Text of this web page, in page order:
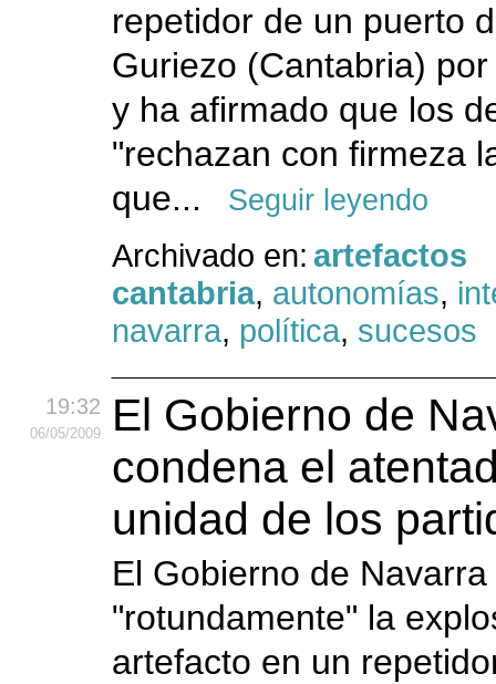
repetidor de un puerto
Guriezo (Cantabria)
y ha afirmado que los
"rechazan con firmeza
que...
Seguir leyendo
Archivado en: artefactos
cantabria, autonomías,
navarra, política, sucesos
19:32
06/05/2009
El Gobierno de
condena el
unidad de los
El Gobierno de
"rotundamente" la
artefacto en un